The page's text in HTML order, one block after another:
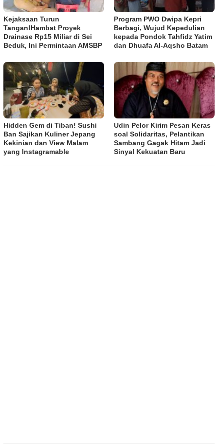
Kejaksaan Turun
Tangan!Hambat Proyek
Drainase Rp15 Miliar di Sei
Beduk, Ini Permintaan AMSBP
Program PWO Dwipa Kepri
Berbagi, Wujud Kepedulian
kepada Pondok Tahfidz Yatim
dan Dhuafa Al-Aqsho Batam
Hidden Gem di Tiban! Sushi
Ban Sajikan Kuliner Jepang
Kekinian dan View Malam
yang Instagramable
Udin Pelor Kirim Pesan Keras
soal Solidaritas, Pelantikan
Sambang Gagak Hitam Jadi
Sinyal Kekuatan Baru